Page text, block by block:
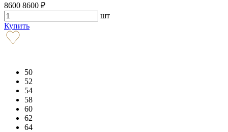
8600 8600 ₽
шт
Купить
50
52
54
58
60
62
64